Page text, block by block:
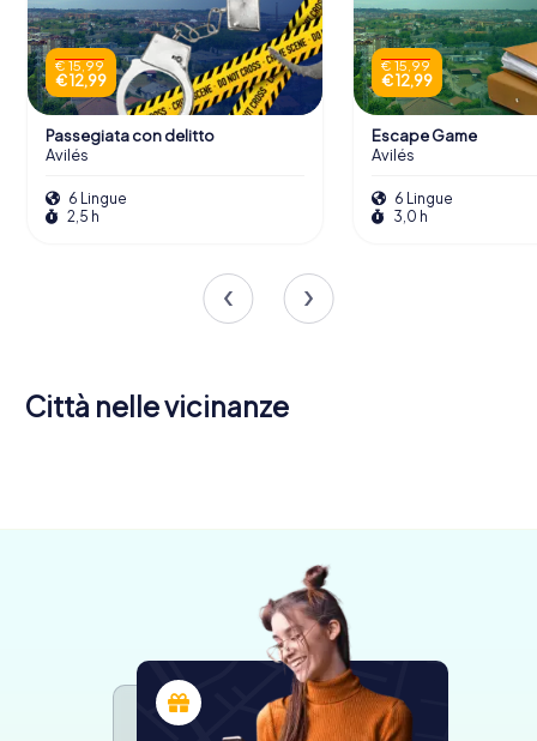
€ 15,99
€ 12,99
Passegiata con delitto
Avilés
6 Lingue
2,5 h
€ 15,99
€ 12,99
Escape Game
Avilés
6 Lingue
3,0 h
Città nelle vicinanze